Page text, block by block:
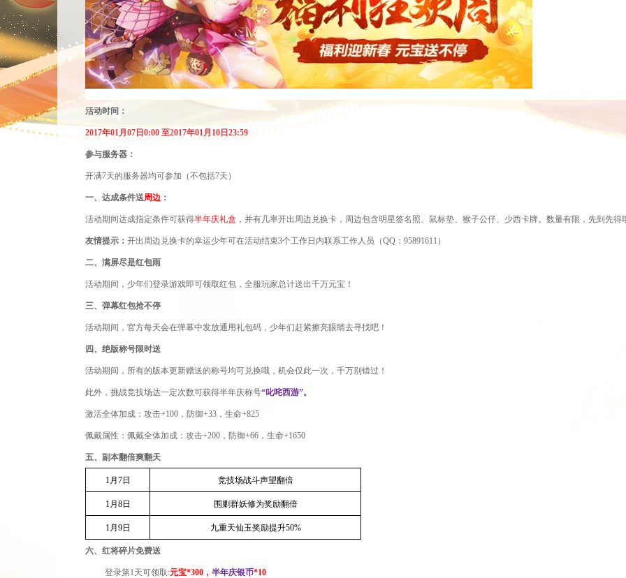
活动时间：
2017年01月 07 日 0:00 至2017年01月 10 日 23:59
参与服务器：
开满7天的服务器均可参加 （不包括7天）
一、 达成条件送周边 ：
活动期间达成指定条件可获得半年庆礼盒 ， 并有几率开出周边兑换卡， 周边包含明星签名照、 鼠标垫、 猴子公仔、少西卡牌。 数量有限，先到先得
友情提示： 开出周边兑换卡的幸运少年可在活动结束3个工作日内联系工作人员 （QQ：95891611 ）
二、 满屏尽是红包雨
活动期间 ，少年们登录游戏即可领取红包 ，全服玩家总计送出千万元宝！
三、 弹幕红包抢不停
活动期间 ，官方每天会在弹幕中发放通用礼包码，少年们赶紧擦亮眼睛去寻找吧！
四、绝版称号限时送
活动期间，所有的版本更新赠送的称号均可兑换哦，机会仅此一次，千万别错过！
此外，挑战竞技场达一定次数可获得半年庆称号“叱咤西游”。
激活全体加成：攻击+100，防御+33，生命+825
佩戴属性：佩戴全体加成：攻击+200，防御+66，生命+1650
五、副本翻倍爽翻天
1月7日 竞技场战斗声望翻倍
1月8日 围剿群妖修为奖励翻倍
1月9日 九重天仙玉奖励提升50%
六、红将碎片免费送
登录第1天可领取:元宝*300， 半年庆银币*10